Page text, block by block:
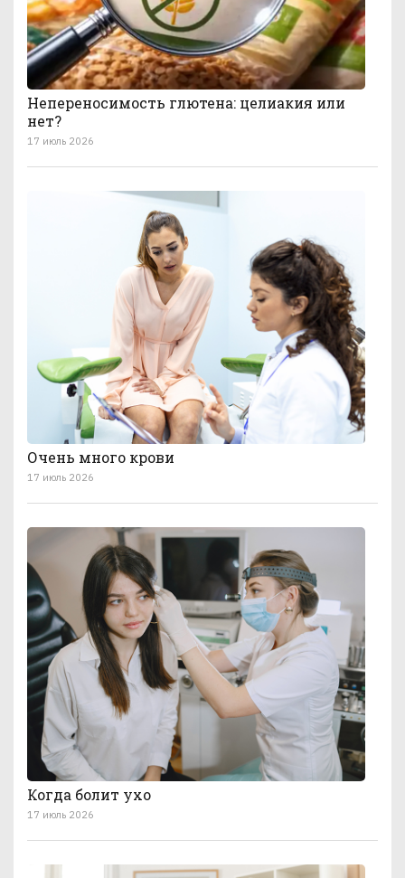
Непереносимость глютена: целиакия или
нет?
17 июль 2026
Очень много крови
17 июль 2026
Когда болит ухо
17 июль 2026